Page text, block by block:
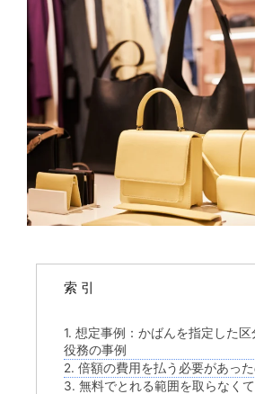
索 引
1. 想定事例：かばんを指定した
役務の事例
2. 倍額の費用を払う必要があっ
3. 無料でとれる範囲を取らなく